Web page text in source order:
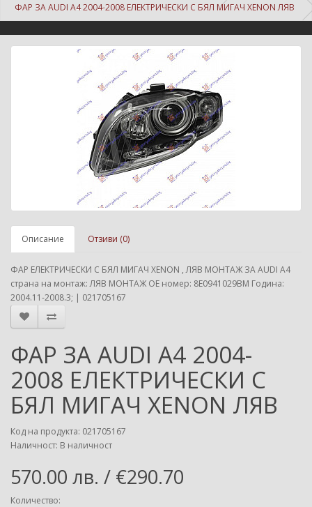
ФАР ЗА AUDI A4 2004-2008 ЕЛЕКТРИЧЕСКИ С БЯЛ МИГАЧ XENON ЛЯВ
Описание Отзиви (0)
ФАР ЕЛЕКТРИЧЕСКИ С БЯЛ МИГАЧ XENON , ЛЯВ МОНТАЖ ЗА AUDI A4
страна на монтаж: ЛЯВ МОНТАЖ ОЕ номер: 8E0941029BM Година:
2004.11-2008.3; | 021705167
ФАР ЗА AUDI A4 2004-
2008 ЕЛЕКТРИЧЕСКИ С
БЯЛ МИГАЧ XENON ЛЯВ
Код на продукта: 021705167
Наличност: В наличност
570.00 лв. / €290.70
Количество: